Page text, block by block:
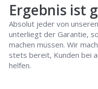
Ergebnis ist
Absolut jeder von
unterliegt der Garantie,
machen müssen. Wir
stets bereit, Kunden bei
helfen.